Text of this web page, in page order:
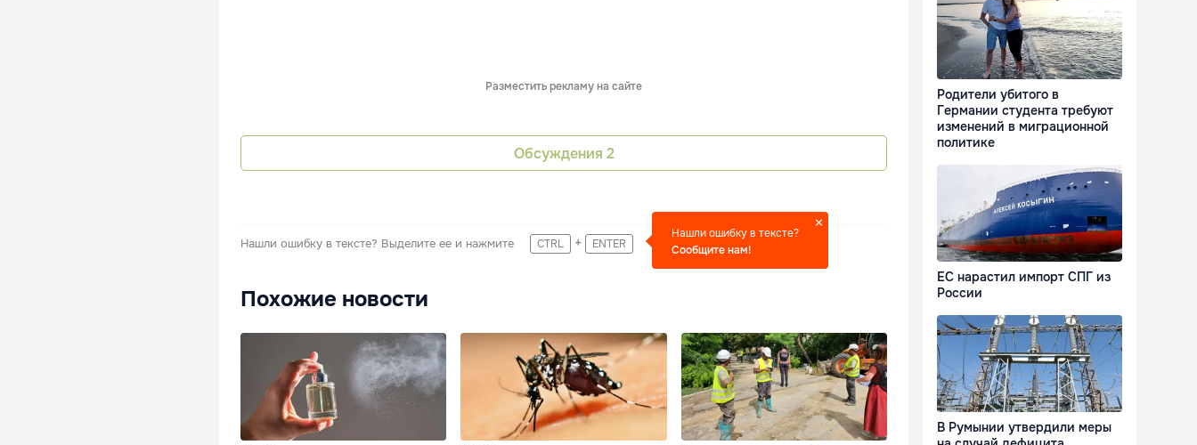
Разместить рекламу на сайте
Обсуждения 2
Нашли ошибку в тексте? Выделите ее и нажмите CTRL + ENTER
Нашли ошибку в тексте?
Сообщите нам!
Похожие новости
Родители убитого в
Германии студента требуют
изменений в миграционной
политике
ЕС нарастил импорт СПГ из
России
В Румынии утвердили меры